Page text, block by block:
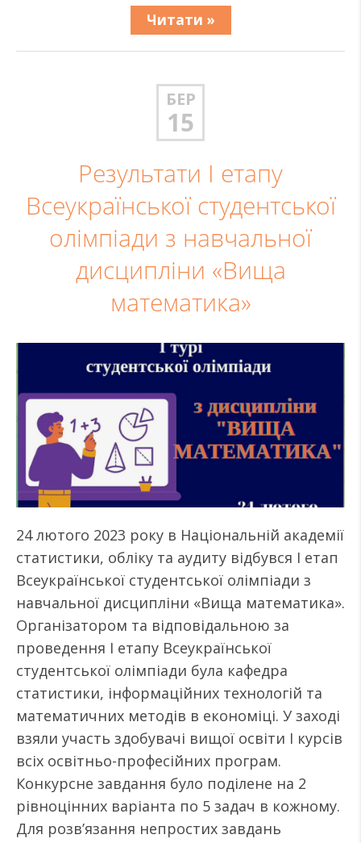
Читати »
БЕР
15
Результати І етапу
Всеукраїнської студентської
олімпіади з навчальної
дисципліни «Вища
математика»
24 лютого 2023 року в Національній академії
статистики, обліку та аудиту відбувся І етап
Всеукраїнської студентської олімпіади з
навчальної дисципліни «Вища математика».
Організатором та відповідальною за
проведення І етапу Всеукраїнської
студентської олімпіади була кафедра
статистики, інформаційних технологій та
математичних методів в економіці. У заході
взяли участь здобувачі вищої освіти І курсів
всіх освітньо-професійних програм.
Конкурсне завдання було поділене на 2
рівноцінних варіанта по 5 задач в кожному.
Для розв’язання непростих завдань